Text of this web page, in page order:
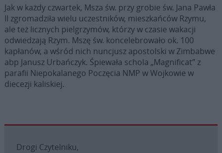
Jak w każdy czwartek, Msza św. przy grobie św. Jana Pawła
II zgromadziła wielu uczestników, mieszkańców Rzymu,
ale też licznych pielgrzymów, którzy w czasie wakacji
odwiedzają Rzym. Mszę św. koncelebrowało ok. 100
kapłanów, a wśród nich nuncjusz apostolski w Zimbabwe
abp Janusz Urbańczyk. Śpiewała schola „Magnificat” z
parafii Niepokalanego Poczęcia NMP w Wojkowie w
diecezji kaliskiej.
Drogi Czytelniku,